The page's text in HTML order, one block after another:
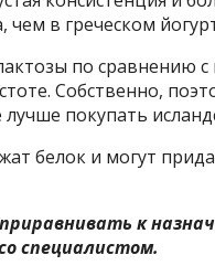
в греческом
по сравнению с
Собственно,
покупать
белок и могут
к
специалистом.